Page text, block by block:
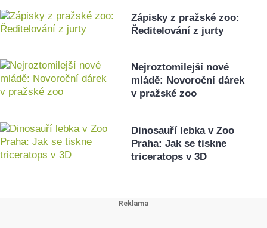
Zápisky z pražské zoo:
Ředitelování z jurty
Nejroztomilejší nové
mládě: Novoroční dárek
v pražské zoo
Dinosauří lebka v Zoo
Praha: Jak se tiskne
triceratops v 3D